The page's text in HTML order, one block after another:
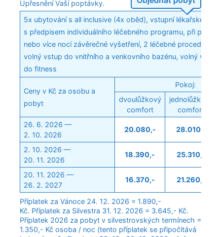
Upřesnění Vaší poptávky.
5x ubytování s all inclusive (4x oběd), vstupní lékařské
s předpisem individuálního léčebného programu, při
nebo více nocí závěrečné vyšetření, 2 léčebné procedury
volný vstup do vnitřního a venkovního bazénu, volný vstup
do fitness
Ceny v Kč za osobu a
pobyt
Pokoj:
dvoulůžkový
comfort
jednolůžkový
comfort
26. 6. 2026 —
2. 10. 2026
20.080,- 28.010,-
2. 10. 2026 —
20. 11. 2026
18.390,- 25.310,-
20. 11. 2026 —
26. 2. 2027
16.370,- 21.260,-
Příplatek za Vánoce 24. 12. 2026 = 1.890,-
Kč. Příplatek za Silvestra 31. 12. 2026 = 3.645,- Kč.
Příplatek 2026 za pobyt v silvestrovských termínech =
1.350,- Kč osoba / noc (tento příplatek se připočítává